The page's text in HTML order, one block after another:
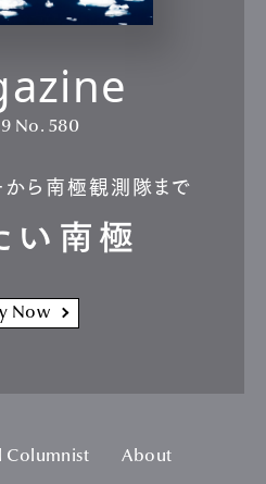
No. 580
から南極観測隊まで
い南極
Now
Columnist
About